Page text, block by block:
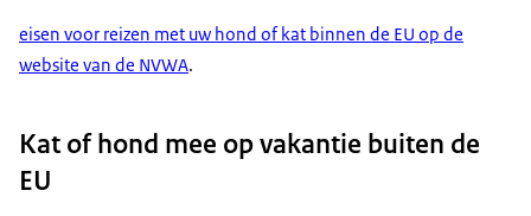
eisen voor reizen met uw hond of kat binnen de EU op de
website van de NVWA.
Kat of hond mee op vakantie buiten de
EU